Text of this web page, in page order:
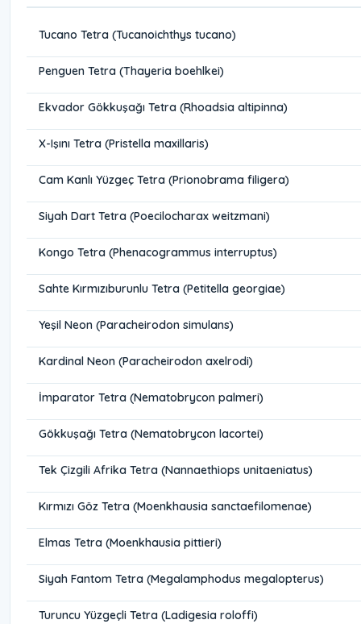
Tucano Tetra (Tucanoichthys tucano)
Penguen Tetra (Thayeria boehlkei)
Ekvador Gökkuşağı Tetra (Rhoadsia altipinna)
X-Işını Tetra (Pristella maxillaris)
Cam Kanlı Yüzgeç Tetra (Prionobrama filigera)
Siyah Dart Tetra (Poecilocharax weitzmani)
Kongo Tetra (Phenacogrammus interruptus)
Sahte Kırmızıburunlu Tetra (Petitella georgiae)
Yeşil Neon (Paracheirodon simulans)
Kardinal Neon (Paracheirodon axelrodi)
İmparator Tetra (Nematobrycon palmeri)
Gökkuşağı Tetra (Nematobrycon lacortei)
Tek Çizgili Afrika Tetra (Nannaethiops unitaeniatus)
Kırmızı Göz Tetra (Moenkhausia sanctaefilomenae)
Elmas Tetra (Moenkhausia pittieri)
Siyah Fantom Tetra (Megalamphodus megalopterus)
Turuncu Yüzgeçli Tetra (Ladigesia roloffi)